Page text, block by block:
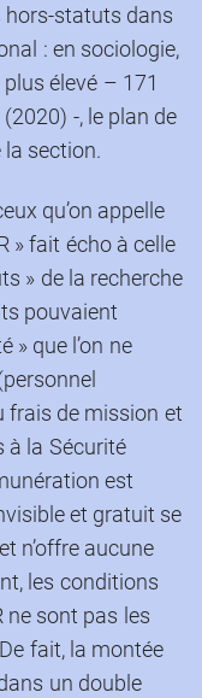
hors-statuts dans
: en sociologie,
élevé – 171
-, le plan de
section.
qu’on appelle
» fait écho à celle
» de la recherche
pouvaient
» que l’on ne
frais de mission et
à la Sécurité
est
et gratuit se
n’offre aucune
les conditions
ne sont pas les
fait, la montée
un double